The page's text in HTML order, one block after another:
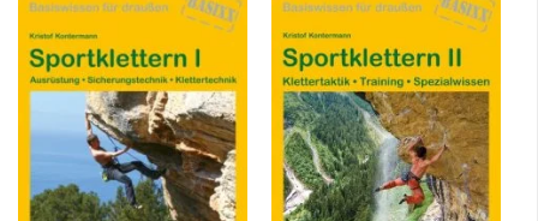
Zu
Wunschliste
hinzufügen
Zu
Wunschliste
hinzufügen